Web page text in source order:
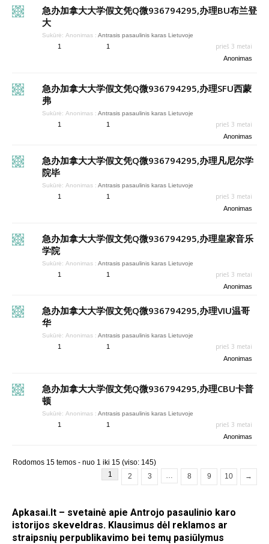
急办加拿大大学假文凭Q微936794295,办理BU布兰登
大
Sukūrė: Anonimas : Antrasis pasaulinis karas Lietuvoje
1 1 prieš 3 metai
Anonimas
急办加拿大大学假文凭Q微936794295,办理SFU西蒙
弗
Sukūrė: Anonimas : Antrasis pasaulinis karas Lietuvoje
1 1 prieš 3 metai
Anonimas
急办加拿大大学假文凭Q微936794295,办理凡尼尔学
院毕
Sukūrė: Anonimas : Antrasis pasaulinis karas Lietuvoje
1 1 prieš 3 metai
Anonimas
急办加拿大大学假文凭Q微936794295,办理皇家音乐
学院
Sukūrė: Anonimas : Antrasis pasaulinis karas Lietuvoje
1 1 prieš 3 metai
Anonimas
急办加拿大大学假文凭Q微936794295,办理VIU温哥
华
Sukūrė: Anonimas : Antrasis pasaulinis karas Lietuvoje
1 1 prieš 3 metai
Anonimas
急办加拿大大学假文凭Q微936794295,办理CBU卡普
顿
Sukūrė: Anonimas : Antrasis pasaulinis karas Lietuvoje
1 1 prieš 3 metai
Anonimas
Rodomos 15 temos - nuo 1 iki 15 (viso: 145)
1
2 3 … 8 9 10 →
Apkasai.lt – svetainė apie Antrojo pasaulinio karo
istorijos skeveldras. Klausimus dėl reklamos ar
straipsnių perpublikavimo bei temų pasiūlymus